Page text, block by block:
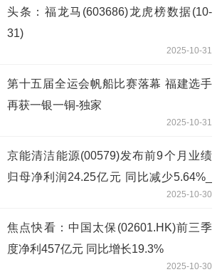
头条：福龙马(603686)龙虎榜数据(10-
31)
2025-10-31
第十五届全运会帆船比赛落幕 福建选手
再获一银一铜-独家
2025-10-31
京能清洁能源(00579)发布前9个月业绩
归母净利润24.25亿元 同比减少5.64%_
2025-10-30
焦点快看：中国太保(02601.HK)前三季
度净利457亿元 同比增长19.3%
2025-10-30